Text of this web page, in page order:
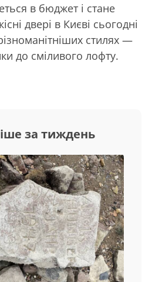
в бюджет і стане
двері в Києві сьогодні
стилях —
до сміливого лофту.
за тиждень